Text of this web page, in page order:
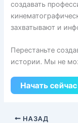
создавать
захватывают и
Перестаньте
истории. Мы не
Начать сейчас
НАЗАД